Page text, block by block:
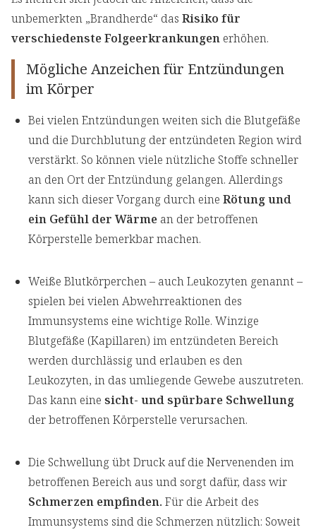
unbemerkten „Brandherde“ das Risiko für
verschiedenste Folgeerkrankungen erhöhen.
Mögliche Anzeichen für Entzündungen
im Körper
Bei vielen Entzündungen weiten sich die Blutgefäße
und die Durchblutung der entzündeten Region wird
verstärkt. So können viele nützliche Stoffe schneller
an den Ort der Entzündung gelangen. Allerdings
kann sich dieser Vorgang durch eine Rötung und
ein Gefühl der Wärme an der betroffenen
Körperstelle bemerkbar machen.
Weiße Blutkörperchen – auch Leukozyten genannt –
spielen bei vielen Abwehrreaktionen des
Immunsystems eine wichtige Rolle. Winzige
Blutgefäße (Kapillaren) im entzündeten Bereich
werden durchlässig und erlauben es den
Leukozyten, in das umliegende Gewebe auszutreten.
Das kann eine sicht- und spürbare Schwellung
der betroffenen Körperstelle verursachen.
Die Schwellung übt Druck auf die Nervenenden im
betroffenen Bereich aus und sorgt dafür, dass wir
Schmerzen empfinden. Für die Arbeit des
Immunsystems sind die Schmerzen nützlich: Soweit